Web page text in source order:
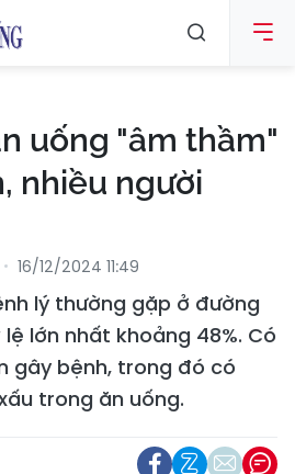
uống "âm thầm"
nhiều người
16/12/2024 11:49
lý thường gặp ở đường
lớn nhất khoảng 48%. Có
gây bệnh, trong đó có
trong ăn uống.